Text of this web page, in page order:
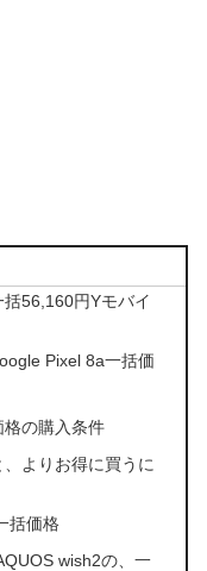
56,160円Yモバイ
Pixel 8a一括価
の購入条件
よりお得に買うに
括価格
wish2の、一